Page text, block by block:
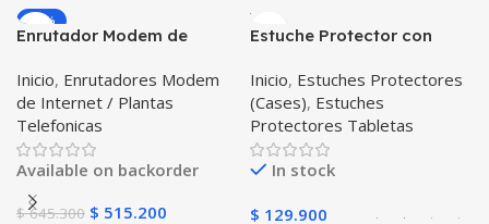
COLOR Negro
-20%
Enrutador Modem de
Libre Todo Operador 4G
LTE SIMCARD
Inicio, Enrutadores Modem
de Internet / Plantas
Telefonicas
Available on backorder
$645.300 $ 515.200
Estuche Protector con
Tablet Samsung Galaxy
Tab A8 10.5 2021 – 2022
SM-x200 SM-x205 Anti
golpes con soporte
Inicio, Estuches Protectores
(Cases), Estuches
Protectores Tabletas
In stock
$ 129.900